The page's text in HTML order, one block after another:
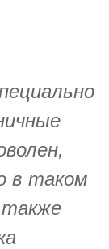
в таком